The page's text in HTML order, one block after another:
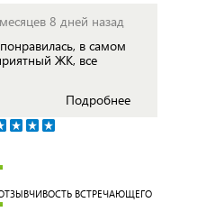
8 дней назад
в самом
ЖК, все
Подробнее
ВСТРЕЧАЮЩЕГО